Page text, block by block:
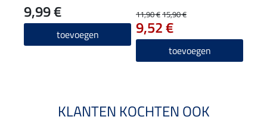
9,99 €
toevoegen
11,90 €15,90 €
9,52 €
toevoegen
KLANTEN KOCHTEN OOK